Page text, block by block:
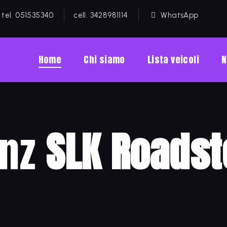
tel. 051535340 cell. 3428981114 WhatsApp
Home Chi siamo Lista veicoli
SLK